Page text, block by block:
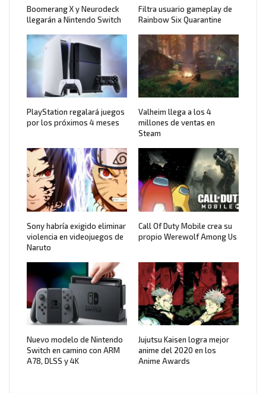
Boomerang X y Neurodeck
llegarán a Nintendo Switch
Filtra usuario gameplay de
Rainbow Six Quarantine
PlayStation regalará juegos
por los próximos 4 meses
Valheim llega a los 4
millones de ventas en
Steam
Sony habría exigido eliminar
violencia en videojuegos de
Naruto
Call Of Duty Mobile crea su
propio Werewolf Among Us
Nuevo modelo de Nintendo
Switch en camino con ARM
A78, DLSS y 4K
Jujutsu Kaisen logra mejor
anime del 2020 en los
Anime Awards